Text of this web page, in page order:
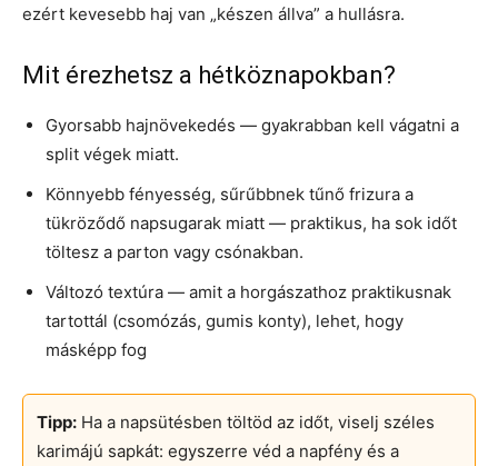
ezért kevesebb haj van „készen állva” a hullásra.
Mit érezhetsz a hétköznapokban?
Gyorsabb hajnövekedés — gyakrabban kell vágatni a
split végek miatt.
Könnyebb fényesség, sűrűbbnek tűnő frizura a
tükröződő napsugarak miatt — praktikus, ha sok időt
töltesz a parton vagy csónakban.
Változó textúra — amit a horgászathoz praktikusnak
tartottál (csomózás, gumis konty), lehet, hogy
másképp fog
Tipp: Ha a napsütésben töltöd az időt, viselj széles
karimájú sapkát: egyszerre véd a napfény és a